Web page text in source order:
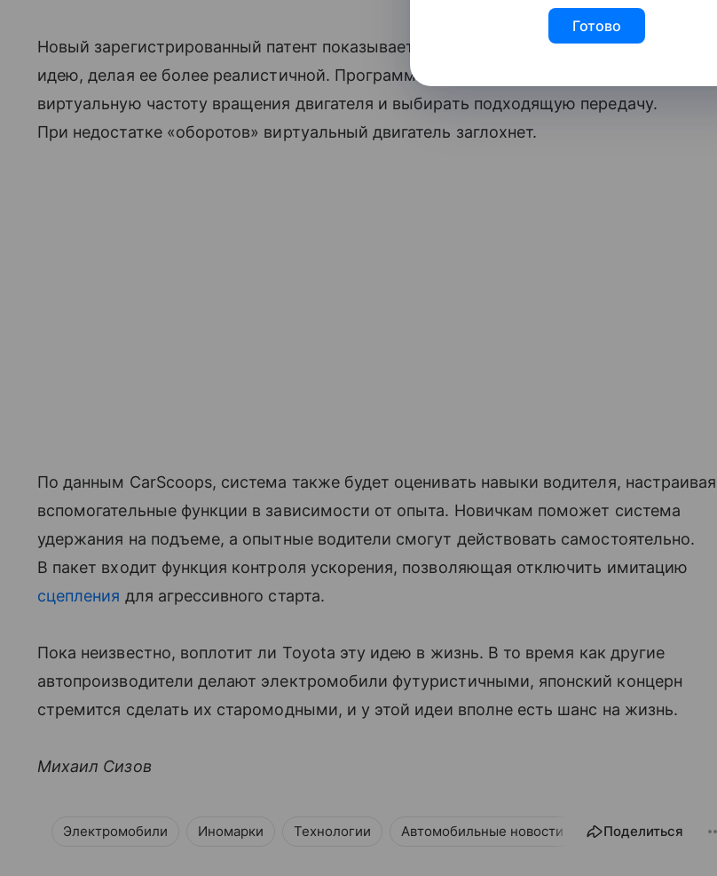
Новый зарегистрированный патент показывает, что Toyota продолжает развивать эту
идею, делая ее более реалистичной. Программное обеспечение будет рассчитывать
виртуальную частоту вращения двигателя и выбирать подходящую передачу.
При недостатке «оборотов» виртуальный двигатель заглохнет.
По данным CarScoops, система также будет оценивать навыки водителя, настраивая
вспомогательные функции в зависимости от опыта. Новичкам поможет система
удержания на подъеме, а опытные водители смогут действовать самостоятельно.
В пакет входит функция контроля ускорения, позволяющая отключить имитацию
сцепления для агрессивного старта.
Пока неизвестно, воплотит ли Toyota эту идею в жизнь. В то время как другие
автопроизводители делают электромобили футуристичными, японский концерн
стремится сделать их старомодными, и у этой идеи вполне есть шанс на жизнь.
Михаил Сизов
Электромобили Иномарки Технологии Автомобильные новости Поделиться
Готово